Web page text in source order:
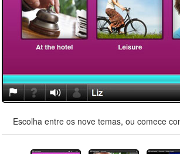
Escolha entre os nove temas, ou comece